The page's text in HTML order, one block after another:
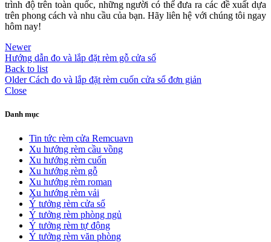
trình độ trên toàn quốc, những người có thể đưa ra các đề xuất dựa
trên phong cách và nhu cầu của bạn. Hãy liên hệ với chúng tôi ngay
hôm nay!
Newer
Hướng dẫn đo và lắp đặt rèm gỗ cửa sổ
Back to list
Older Cách đo và lắp đặt rèm cuốn cửa sổ đơn giản
Close
Danh mục
Tin tức rèm cửa Remcuavn
Xu hướng rèm cầu vồng
Xu hướng rèm cuốn
Xu hướng rèm gỗ
Xu hướng rèm roman
Xu hướng rèm vải
Ý tưởng rèm cửa sổ
Ý tưởng rèm phòng ngủ
Ý tưởng rèm tự động
Ý tưởng rèm văn phòng